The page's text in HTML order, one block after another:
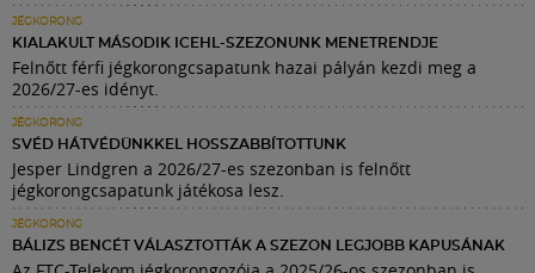
JÉGKORONG
KIALAKULT MÁSODIK ICEHL-SZEZONUNK MENETRENDJE
Felnőtt férfi jégkorongcsapatunk hazai pályán kezdi meg a
2026/27-es idényt.
JÉGKORONG
SVÉD HÁTVÉDÜNKKEL HOSSZABBÍTOTTUNK
Jesper Lindgren a 2026/27-es szezonban is felnőtt
jégkorongcsapatunk játékosa lesz.
JÉGKORONG
BÁLIZS BENCÉT VÁLASZTOTTÁK A SZEZON LEGJOBB KAPUSÁNAK